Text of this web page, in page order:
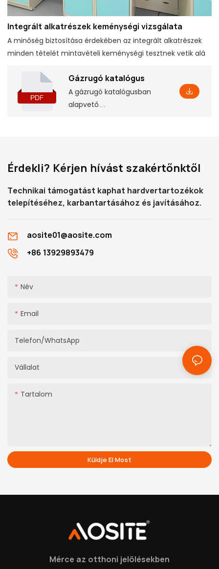
Integrált alkatrészek keménységi vizsgálata
A minőség biztosítása érdekében az integrált alkatrészek
minden tételét mintavételi keménységi tesztnek vetik alá
Gázrugó katalógus
A gázrugó katalógusban
alapvető
beépítési méreteket,
mélyreható megértésében.
Érdekli? Kérjen hívást szakértőnktől
Technikai támogatást kaphat hardvertartozékok
telepítéséhez, karbantartásához és javításához.
aosite01@aosite.com
+86 13929893479
Név
Email
Telefon/WhatsApp
Vállalat
Tartalom
Küldje El Most
Mérce az otthoni jelölésekben